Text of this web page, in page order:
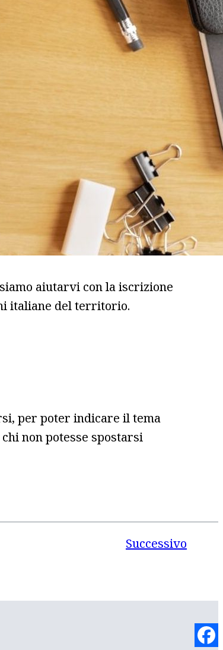
aiutarvi con la iscrizione
italiane del territorio.
per poter indicare il tema
non potesse spostarsi
Successivo